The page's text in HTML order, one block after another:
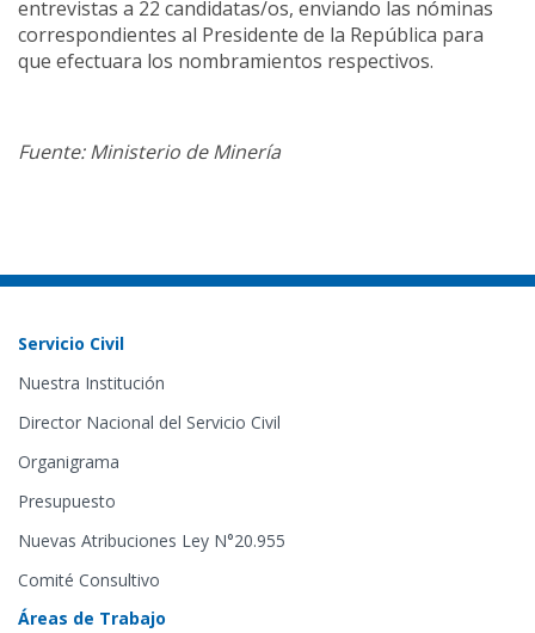
entrevistas a 22 candidatas/os, enviando las nóminas
correspondientes al Presidente de la República para
que efectuara los nombramientos respectivos.
Fuente: Ministerio de Minería
Servicio Civil
Nuestra Institución
Director Nacional del Servicio Civil
Organigrama
Presupuesto
Nuevas Atribuciones Ley N°20.955
Comité Consultivo
Áreas de Trabajo